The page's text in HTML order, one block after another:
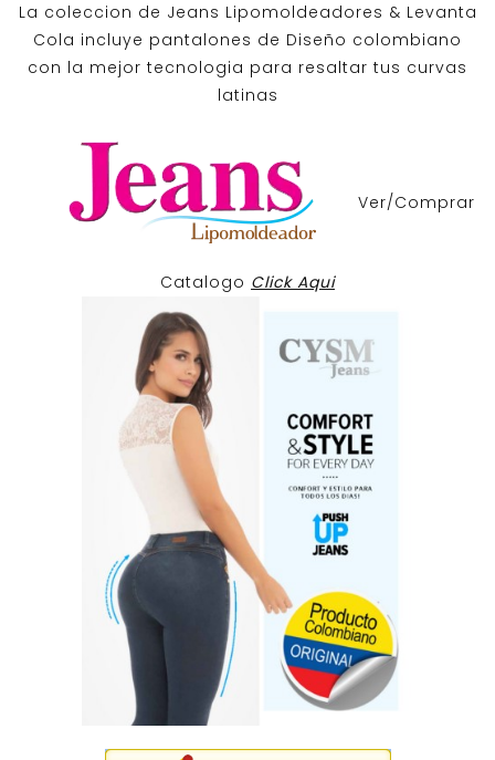
La coleccion de Jeans Lipomoldeadores & Levanta
Cola incluye pantalones de Diseño colombiano
con la mejor tecnologia para resaltar tus curvas
latinas
Ver/Comprar
Catalogo Click Aqui